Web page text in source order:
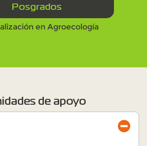
Posgrados
en Agroecología
de apoyo